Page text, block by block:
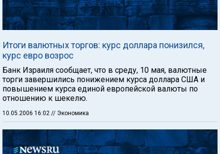
Итоги валютных торгов: курс доллара понизился,
курс евро возрос
Банк Израиля сообщает, что в среду, 10 мая, валютные
торги завершились понижением курса доллара США и
повышением курса единой европейской валюты по
отношению к шекелю.
10.05.2006 16:02 // Экономика